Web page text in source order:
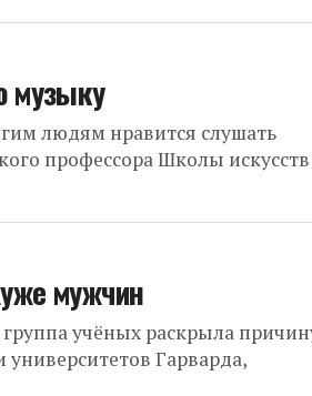
музыку
людям нравится слушать
профессора Школы
мужчин
учёных раскрыла
Гарварда,